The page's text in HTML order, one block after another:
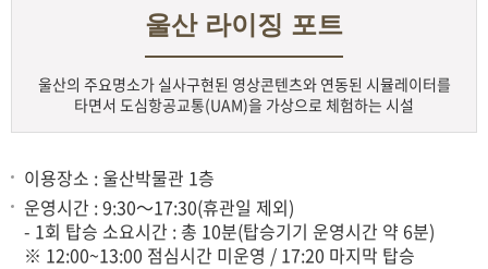
울산 라이징 포트
울산의 주요명소가 실사구현된 영상콘텐츠와 연동된 시뮬레이터를
타면서 도심항공교통(UAM)을 가상으로 체험하는 시설
이용장소 : 울산박물관 1층
운영시간 : 9:30～17:30(휴관일 제외)
- 1회 탑승 소요시간 : 총 10분(탑승기기 운영시간 약 6분)
※ 12:00~13:00 점심시간 미운영 / 17:20 마지막 탑승